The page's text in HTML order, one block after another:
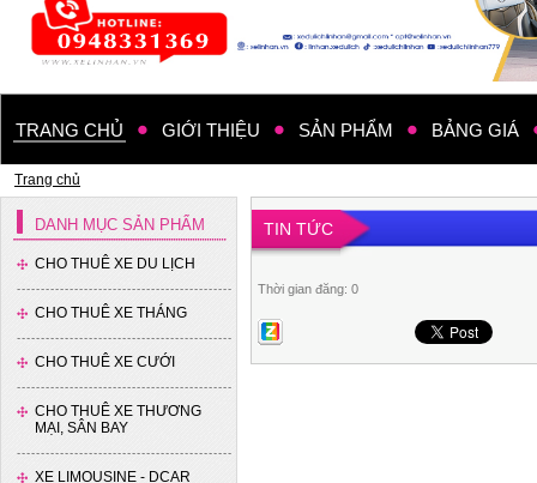
TRANG CHỦ GIỚI THIỆU SẢN PHẨM BẢNG GIÁ
Trang chủ
DANH MỤC SẢN PHẨM
CHO THUÊ XE DU LỊCH
CHO THUÊ XE THÁNG
CHO THUÊ XE CƯỚI
CHO THUÊ XE THƯƠNG
MẠI, SÂN BAY
XE LIMOUSINE - DCAR
TIN TỨC
Thời gian đăng: 0